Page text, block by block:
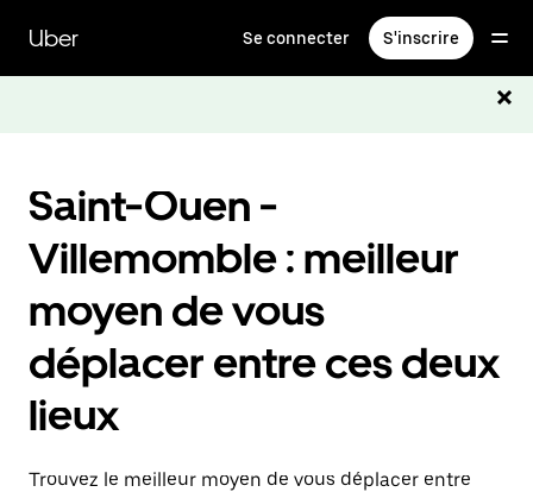
contenu
principal
Uber Se connecter S'inscrire
Saint-Ouen -
Villemomble : meilleur
moyen de vous
déplacer entre ces deux
lieux
Trouvez le meilleur moyen de vous déplacer entre